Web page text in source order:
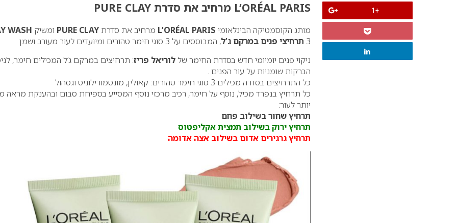
+1 L’ORÉAL PARIS מרחיב את סדרת PURE CLAY
מותג הקוסמטיקה הבינלאומי L’ORÉAL PARIS מרחיב את סדרת PURE CLAY ומשיק WASH
3 תרחיצי פנים במרקם ג’ל, המבוססים על 3 סוגי חימר טהורים ומיועדים לעור מעורב ושמן
ניקוי פנים יומיומי חדש בסדרת החימר שללוריאל פריז: תרחיצים במרקם ג’ל המכילים חימר,
הברקות שומניות על עור הפנים .
כל התרחיצים בסדרה מכילים 3 סוגי חימר טהורים: קאולין, מונטמורילוניט וגסהול
כל תרחיץ בנפרד מכיל, נוסף על חימר, רכיב מרכזי נוסף המסייע בספיחת סבום ובהענקת מראה
יותר לעור:
תרחיץ שחור בשילוב פחם
תרחיץ ירוק בשילוב תמצית אקליפטוס
תרחיץ גרגירים אדום בשילוב אצה אדומה